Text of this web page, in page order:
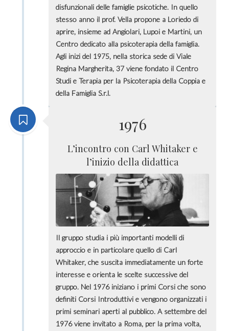
disfunzionali delle famiglie psicotiche. In quello
stesso anno il prof. Vella propone a Loriedo di
aprire, insieme ad Angiolari, Lupoi e Martini, un
Centro dedicato alla psicoterapia della famiglia.
Agli inizi del 1975, nella storica sede di Viale
Regina Margherita, 37 viene fondato il Centro
Studi e Terapia per la Psicoterapia della Coppia e
della Famiglia S.r.l.
1976
L’incontro con Carl Whitaker e
l’inizio della didattica
Il gruppo studia i più importanti modelli di
approccio e in particolare quello di Carl
Whitaker, che suscita immediatamente un forte
interesse e orienta le scelte successive del
gruppo. Nel 1976 iniziano i primi Corsi che sono
definiti Corsi Introduttivi e vengono organizzati i
primi seminari aperti al pubblico. A settembre del
1976 viene invitato a Roma, per la prima volta,